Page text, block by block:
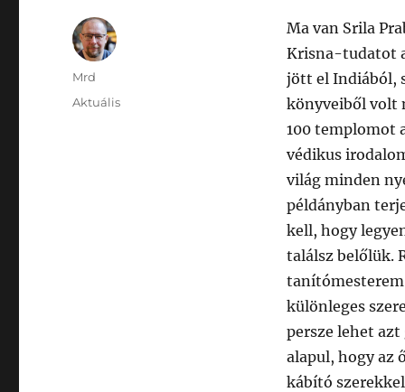
Ma van Srila
Krisna-tudatot
jött el Indiából,
könyveiből volt
100 templomot
védikus
világ minden
példányban
kell, hogy
találsz belőlük.
különleges
persze lehet azt
alapul, hogy az
kábító
Author
Mrd
Posted
Categories
Aktuális